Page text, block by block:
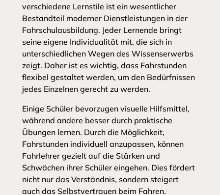
verschiedene Lernstile ist ein wesentlicher
Bestandteil moderner Dienstleistungen in der
Fahrschulausbildung. Jeder Lernende bringt
seine eigene Individualität mit, die sich in
unterschiedlichen Wegen des Wissenserwerbs
zeigt. Daher ist es wichtig, dass Fahrstunden
flexibel gestaltet werden, um den Bedürfnissen
jedes Einzelnen gerecht zu werden.
Einige Schüler bevorzugen visuelle Hilfsmittel,
während andere besser durch praktische
Übungen lernen. Durch die Möglichkeit,
Fahrstunden individuell anzupassen, können
Fahrlehrer gezielt auf die Stärken und
Schwächen ihrer Schüler eingehen. Dies fördert
nicht nur das Verständnis, sondern steigert
auch das Selbstvertrauen beim Fahren.